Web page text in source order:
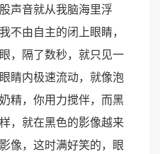
声音就从我脑海里浮
不由自主的闭上眼睛，
，隔了数秒，就只见一
睛内极速流动，就像泡
精，你用力搅伴，而黑
，就在黑色的影像越来
像，这时满好笑的，眼